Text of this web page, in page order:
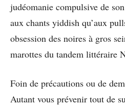
judéomanie compulsive de
aux chants yiddish qu’aux
obsession des noires à gros
marottes du tandem littéraire
Foin de précautions ou de
Autant vous prévenir tout de